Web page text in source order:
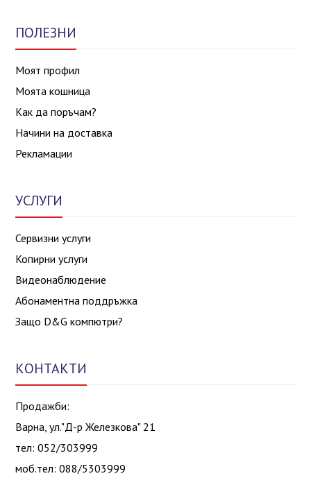
ПОЛЕЗНИ
Моят профил
Моята кошница
Как да поръчам?
Начини на доставка
Рекламации
УСЛУГИ
Сервизни услуги
Копирни услуги
Видеонаблюдение
Абонаментна поддръжка
Защо D&G компютри?
КОНТАКТИ
Продажби:
Варна, ул."Д-р Железкова" 21
тел: 052/303999
моб.тел: 088/5303999